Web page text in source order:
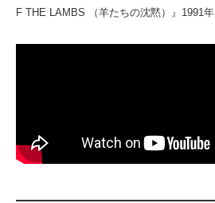
F THE LAMBS （羊たちの沈黙）』1991年